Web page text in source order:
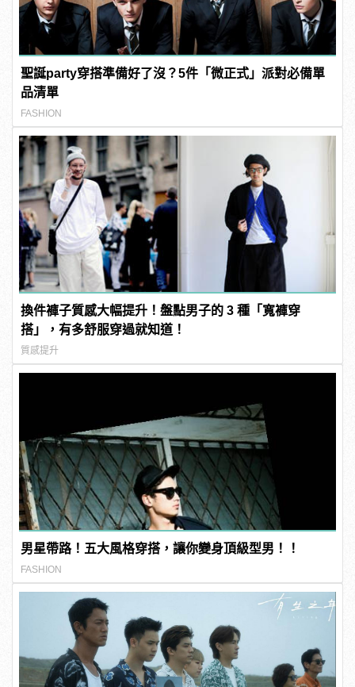
聖誕party穿搭準備好了沒？5件「微正式」派對必備單
品清單
FASHION
換件褲子質感大幅提升！盤點男子的 3 種「寬褲穿
搭」，有多舒服穿過就知道！
質感提升
男星帶路！五大風格穿搭，讓你變身頂級型男！！
FASHION